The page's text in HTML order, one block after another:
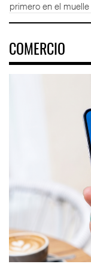
primero en el muelle
COMERCIO